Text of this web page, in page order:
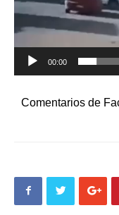
00:00
Comentarios de